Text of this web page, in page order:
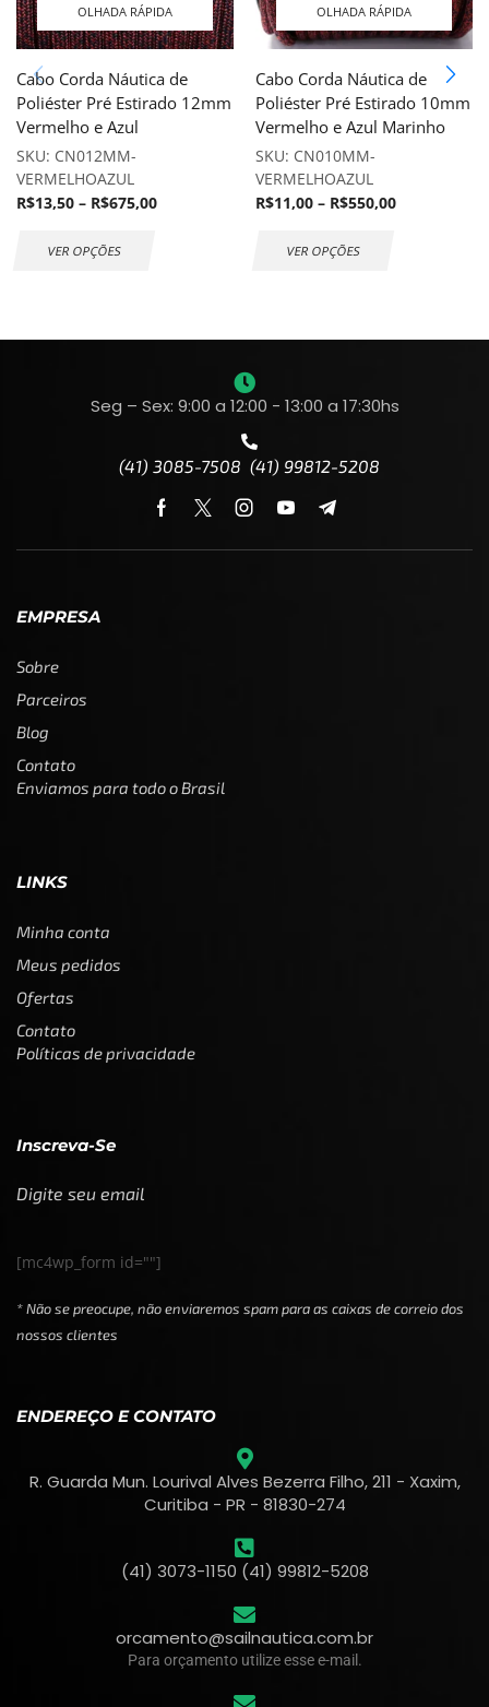
OLHADA RÁPIDA
Cabo Corda Náutica de
Poliéster Pré Estirado 12mm
Vermelho e Azul
SKU: CN012MM-
VERMELHOAZUL
R$13,50 – R$675,00
VER OPÇÕES
OLHADA RÁPIDA
Cabo Corda Náutica de
Poliéster Pré Estirado 10mm
Vermelho e Azul Marinho
SKU: CN010MM-
VERMELHOAZUL
R$11,00 – R$550,00
VER OPÇÕES
Seg – Sex: 9:00 a 12:00 - 13:00 a 17:30hs
(41) 3085-7508 (41) 99812-5208
EMPRESA
Sobre
Parceiros
Blog
Contato
Enviamos para todo o Brasil
LINKS
Minha conta
Meus pedidos
Ofertas
Contato
Políticas de privacidade
Inscreva-Se
Digite seu email
[mc4wp_form id=""]
* Não se preocupe, não enviaremos spam para as caixas de correio dos
nossos clientes
ENDEREÇO E CONTATO
R. Guarda Mun. Lourival Alves Bezerra Filho, 211 - Xaxim,
Curitiba - PR - 81830-274
(41) 3073-1150 (41) 99812-5208
orcamento@sailnautica.com.br
Para orçamento utilize esse e-mail.